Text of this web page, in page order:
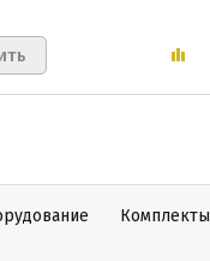
Комплекты